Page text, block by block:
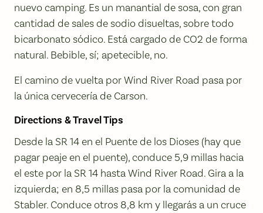
nuevo camping. Es un manantial de sosa, con gran
cantidad de sales de sodio disueltas, sobre todo
bicarbonato sódico. Está cargado de CO2 de forma
natural. Bebible, sí; apetecible, no.
El camino de vuelta por Wind River Road pasa por
la única cervecería de Carson.
Directions & Travel Tips
Desde la SR 14 en el Puente de los Dioses (hay que
pagar peaje en el puente), conduce 5,9 millas hacia
el este por la SR 14 hasta Wind River Road. Gira a la
izquierda; en 8,5 millas pasa por la comunidad de
Stabler. Conduce otros 8,8 km y llegarás a un cruce